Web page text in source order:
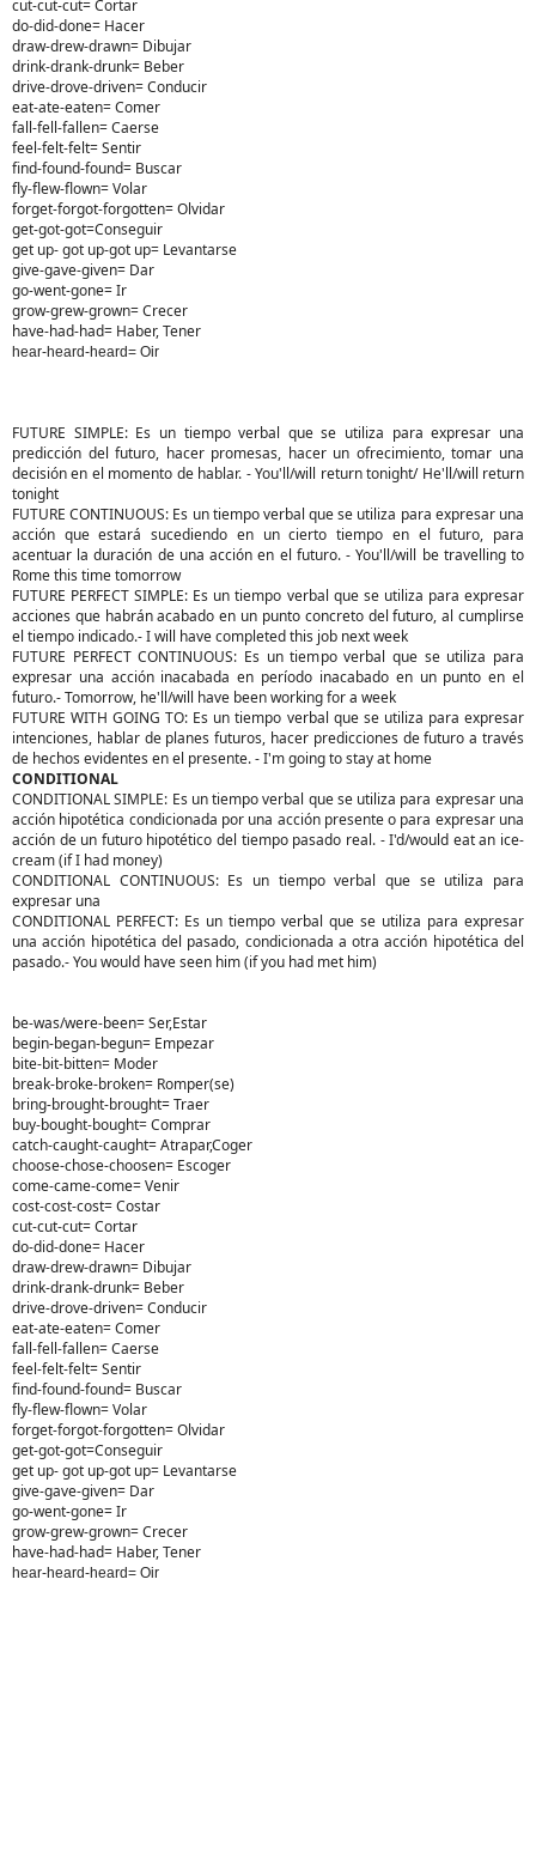
cut-cut-cut= Cortar
do-did-done= Hacer
draw-drew-drawn= Dibujar
drink-drank-drunk= Beber
drive-drove-driven= Conducir
eat-ate-eaten= Comer
fall-fell-fallen= Caerse
feel-felt-felt= Sentir
find-found-found= Buscar
fly-flew-flown= Volar
forget-forgot-forgotten= Olvidar
get-got-got=Conseguir
get up- got up-got up= Levantarse
give-gave-given= Dar
go-went-gone= Ir
grow-grew-grown= Crecer
have-had-had= Haber, Tener
hear-heard-heard= Oir
FUTURE SIMPLE: Es un tiempo verbal que se utiliza para expresar una
predicción del futuro, hacer promesas, hacer un ofrecimiento, tomar una
decisión en el momento de hablar. - You'll/will return tonight/ He'll/will return
tonight
FUTURE CONTINUOUS: Es un tiempo verbal que se utiliza para expresar una
acción que estará sucediendo en un cierto tiempo en el futuro, para
acentuar la duración de una acción en el futuro. - You'll/will be travelling to
Rome this time tomorrow
FUTURE PERFECT SIMPLE: Es un tiempo verbal que se utiliza para expresar
acciones que habrán acabado en un punto concreto del futuro, al cumplirse
el tiempo indicado.- I will have completed this job next week
FUTURE PERFECT CONTINUOUS: Es un tiempo verbal que se utiliza para
expresar una acción inacabada en período inacabado en un punto en el
futuro.- Tomorrow, he'll/will have been working for a week
FUTURE WITH GOING TO: Es un tiempo verbal que se utiliza para expresar
intenciones, hablar de planes futuros, hacer predicciones de futuro a través
de hechos evidentes en el presente. - I'm going to stay at home
CONDITIONAL
CONDITIONAL SIMPLE: Es un tiempo verbal que se utiliza para expresar una
acción hipotética condicionada por una acción presente o para expresar una
acción de un futuro hipotético del tiempo pasado real. - I'd/would eat an ice-
cream (if I had money)
CONDITIONAL CONTINUOUS: Es un tiempo verbal que se utiliza para
expresar una
CONDITIONAL PERFECT: Es un tiempo verbal que se utiliza para expresar
una acción hipotética del pasado, condicionada a otra acción hipotética del
pasado.- You would have seen him (if you had met him)
be-was/were-been= Ser,Estar
begin-began-begun= Empezar
bite-bit-bitten= Moder
break-broke-broken= Romper(se)
bring-brought-brought= Traer
buy-bought-bought= Comprar
catch-caught-caught= Atrapar,Coger
choose-chose-choosen= Escoger
come-came-come= Venir
cost-cost-cost= Costar
cut-cut-cut= Cortar
do-did-done= Hacer
draw-drew-drawn= Dibujar
drink-drank-drunk= Beber
drive-drove-driven= Conducir
eat-ate-eaten= Comer
fall-fell-fallen= Caerse
feel-felt-felt= Sentir
find-found-found= Buscar
fly-flew-flown= Volar
forget-forgot-forgotten= Olvidar
get-got-got=Conseguir
get up- got up-got up= Levantarse
give-gave-given= Dar
go-went-gone= Ir
grow-grew-grown= Crecer
have-had-had= Haber, Tener
hear-heard-heard= Oir